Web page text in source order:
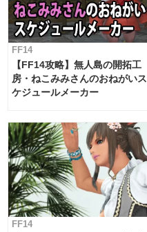
FF14
【FF14攻略】無人島の開拓工
房・ねこみみさんのおねがいス
ケジュールメーカー
FF14